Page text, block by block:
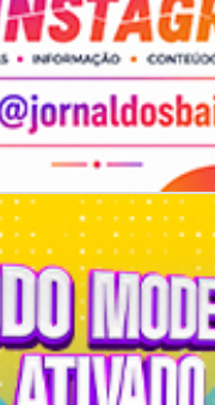
sobre o oceano, mas Santa
frente fria e pelo vento Sul